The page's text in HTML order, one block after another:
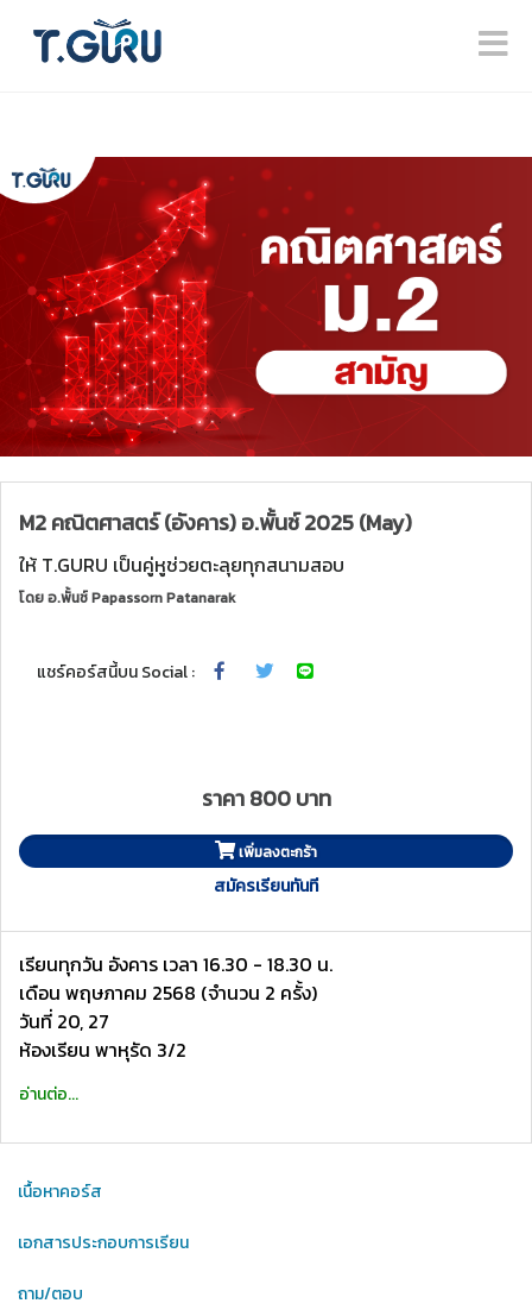
M2 คณิตศาสตร์ (อังคาร) อ.พั้นช์ 2025 (May)
ให้ T.GURU เป็นคู่หูช่วยตะลุยทุกสนามสอบ
โดยอ.พั้นช์ Papassorn Patanarak
แชร์คอร์สนี้บน Social :
ราคา 800 บาท
เพิ่มลงตะกร้า
สมัครเรียนทันที
เรียนทุกวัน อังคาร เวลา 16.30 - 18.30 น.
เดือน พฤษภาคม 2568 (จำนวน 2 ครั้ง)
วันที่ 20, 27
ห้องเรียน พาหุรัด 3/2
อ่านต่อ...
เนื้อหาคอร์ส
เอกสารประกอบการเรียน
ถาม/ตอบ